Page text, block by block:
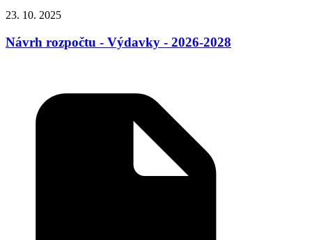
23. 10. 2025
Návrh rozpočtu - Výdavky - 2026-2028